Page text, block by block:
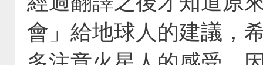
會」給地球人的建議，